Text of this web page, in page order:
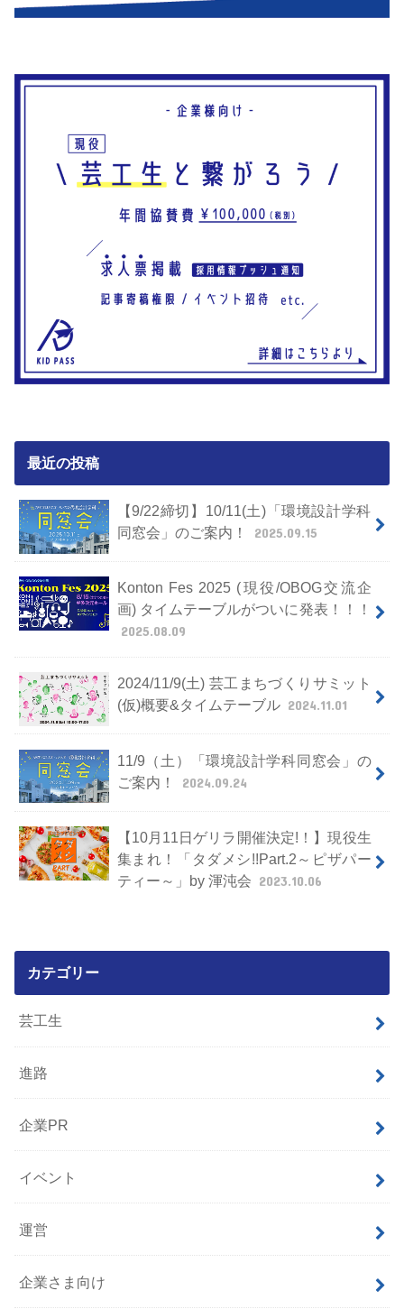
最近の投稿
【9/22締切】10/11(土)「環境設計学科
同窓会」のご案内！
2025.09.15
Konton Fes 2025 (現役/OBOG交流企
画) タイムテーブルがついに発表！！！
2025.08.09
2024/11/9(土) 芸工まちづくりサミット
(仮)概要&タイムテーブル 2024.11.01
11/9（土）「環境設計学科同窓会」の
ご案内！
2024.09.24
【10月11日ゲリラ開催決定!！】現役生
集まれ！「タダメシ!!Part.2～ピザパー
ティー～」by 渾沌会 2023.10.06
カテゴリー
芸工生
進路
企業PR
イベント
運営
企業さま向け